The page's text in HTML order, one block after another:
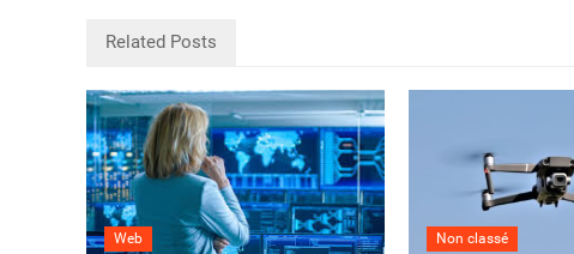
Related Posts
Web Non classé